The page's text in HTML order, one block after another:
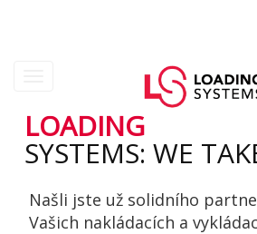
User
menu
LOADING
SYSTEMS: WE
Našli jste už solidního
Vašich nakládacích a